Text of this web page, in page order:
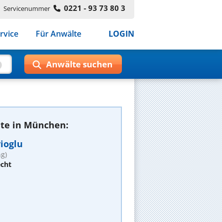
Servicenummer 0221 - 93 73 80 3
Für Anwälte LOGIN
in München: